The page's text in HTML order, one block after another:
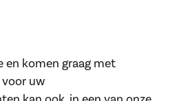
en komen graag met
uw